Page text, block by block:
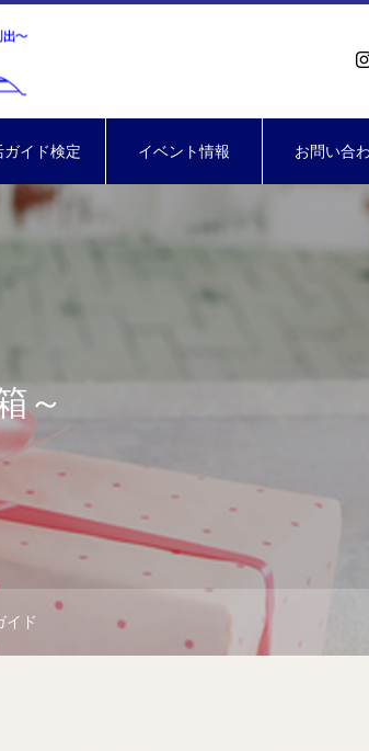
ガイド検定 イベント情報 お問い合
～
イド